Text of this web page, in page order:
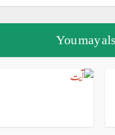
You may